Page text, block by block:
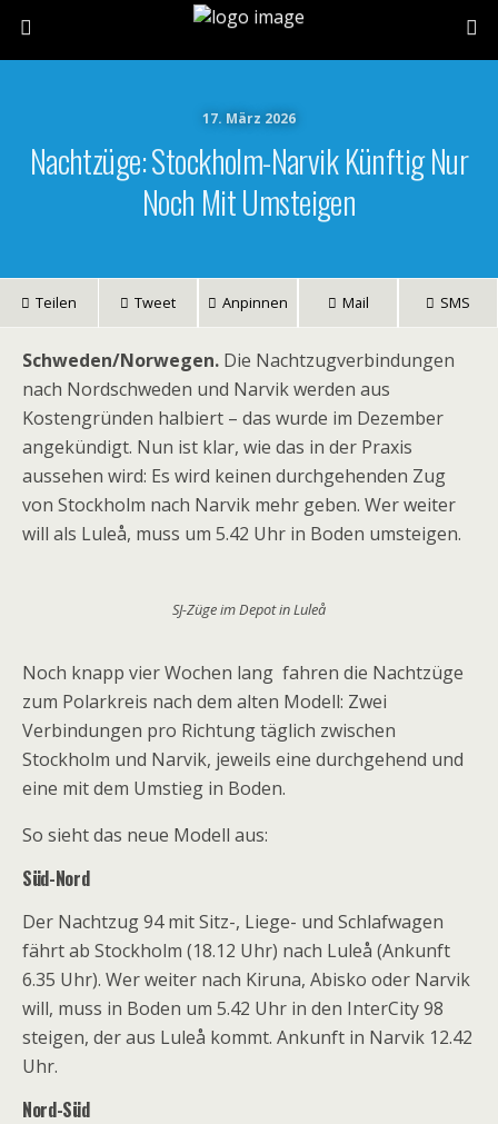
17. März 2026
Nachtzüge: Stockholm-Narvik Künftig Nur
Noch Mit Umsteigen
Teilen Tweet Anpinnen Mail SMS
Schweden/Norwegen. Die Nachtzugverbindungen
nach Nordschweden und Narvik werden aus
Kostengründen halbiert – das wurde im Dezember
angekündigt. Nun ist klar, wie das in der Praxis
aussehen wird: Es wird keinen durchgehenden Zug
von Stockholm nach Narvik mehr geben. Wer weiter
will als Luleå, muss um 5.42 Uhr in Boden umsteigen.
SJ-Züge im Depot in Luleå
Noch knapp vier Wochen lang fahren die Nachtzüge
zum Polarkreis nach dem alten Modell: Zwei
Verbindungen pro Richtung täglich zwischen
Stockholm und Narvik, jeweils eine durchgehend und
eine mit dem Umstieg in Boden.
So sieht das neue Modell aus:
Süd-Nord
Der Nachtzug 94 mit Sitz-, Liege- und Schlafwagen
fährt ab Stockholm (18.12 Uhr) nach Luleå (Ankunft
6.35 Uhr). Wer weiter nach Kiruna, Abisko oder Narvik
will, muss in Boden um 5.42 Uhr in den InterCity 98
steigen, der aus Luleå kommt. Ankunft in Narvik 12.42
Uhr.
Nord-Süd